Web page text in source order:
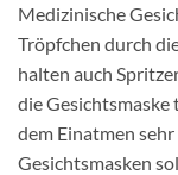
Medizinische
Tröpfchen durch
halten auch
die Gesichtsmaske
dem Einatmen
Gesichtsmasken